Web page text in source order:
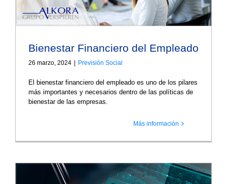
Bienestar Financiero del Empleado
26 marzo, 2024 Previsión Social
El bienestar financiero del empleado es uno de los pilares
más importantes y necesarios dentro de las políticas de
bienestar de las empresas.
Más información